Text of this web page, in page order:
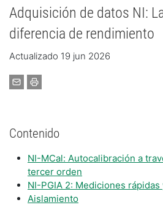
Adquisición de datos NI:
diferencia de rendimiento
Actualizado 19 jun 2026
Contenido
NI-MCal: Autocalibración a
tercer orden
NI-PGIA 2: Mediciones rápidas
Aislamiento